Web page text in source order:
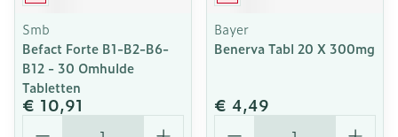
Smb
Befact Forte B1-B2-B6-
B12 - 30 Omhulde
Tabletten
€ 10,91
Aantal
Bayer
Benerva Tabl 20 X 300mg
€ 4,49
Aantal